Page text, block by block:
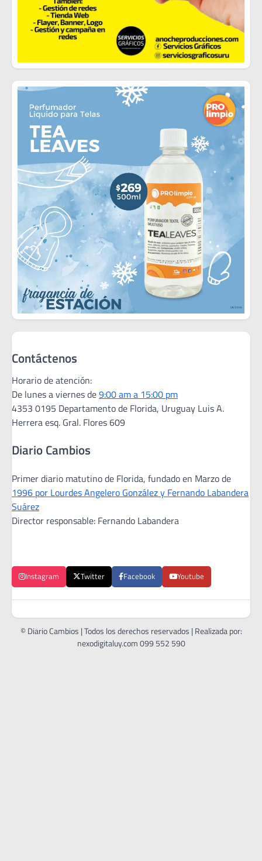
Contáctenos
Horario de atención:
De lunes a viernes de9:00 am a 15:00 pm
4353 0195 Departamento de Florida, Uruguay Luis A.
Herrera esq. Gral. Flores 609
Diario Cambios
Primer diario matutino de Florida, fundado en Marzo de
1996 por Lourdes Angelero González y Fernando Labandera
Suárez
Director responsable: Fernando Labandera
Instagram Twitter Facebook Youtube